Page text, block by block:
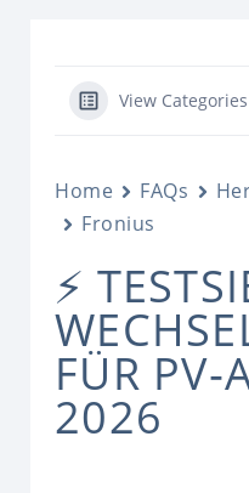
View Categories
Home FAQs
Fronius
⚡
FÜR
2026